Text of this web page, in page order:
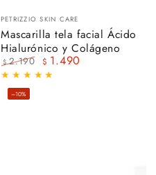
Vendedor:
PETRIZZIO SKIN CARE
Mascarilla tela facial Ácido
Hialurónico y Colágeno
Precio
regular
$ 2.190
Precio
$ 1.490
–10%